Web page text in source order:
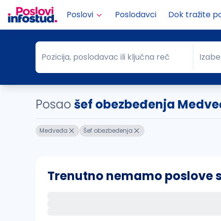
Poslovi Poslodavci Dok tražite
Pozicija, poslodavac ili ključna reč
Pozicija, poslodavac ili ključna reč Grad
Posao šef obezbeđenja
Medveđa Šef obezbeđenja
Trenutno nemamo poslove